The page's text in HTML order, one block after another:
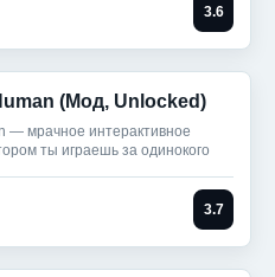
3.6
(Мод, Unlocked)
— мрачное интерактивное
ты играешь за одинокого
3.7